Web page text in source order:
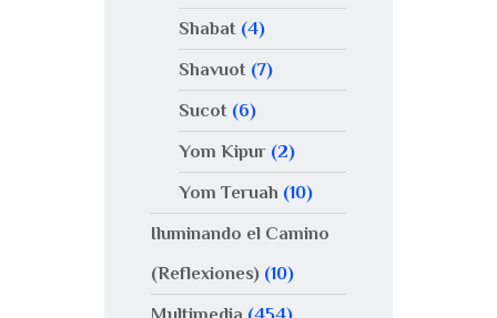
Shabat(4)
Shavuot(7)
Sucot(6)
Yom Kipur(2)
Yom Teruah (10)
Iluminando el Camino
(Reflexiones) (10)